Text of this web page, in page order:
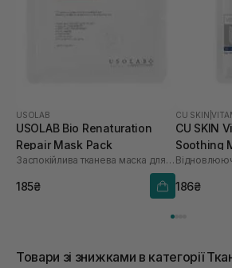
USOLAB
USOLAB Bio Renaturation
Repair Mask Pack
Заспокійлива тканева маска для обличчя
185₴
CU SKIN |
CU SKIN
Soothing
186₴
Товари зі знижками в категорії